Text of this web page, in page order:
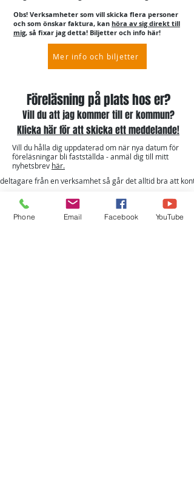
Obs! Verksamheter som vill skicka flera personer
och som önskar faktura, kan höra av sig direkt till
mig, så fixar jag detta! Biljetter och info här!
Mer info och biljetter
Föreläsning på plats hos er?
Vill du att jag kommer till er kommun?
Klicka här för att skicka ett meddelande!
Vill du hålla dig uppdaterad om när nya datum för
föreläsningar bli fastställda - anmäl dig till mitt
nyhetsbrev här.
från en verksamhet så går det alltid bra att
Phone Email Facebook YouTube